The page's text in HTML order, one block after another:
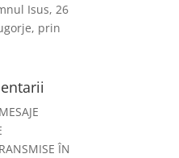
Isus, 26
prin
MESAJE
ÎN